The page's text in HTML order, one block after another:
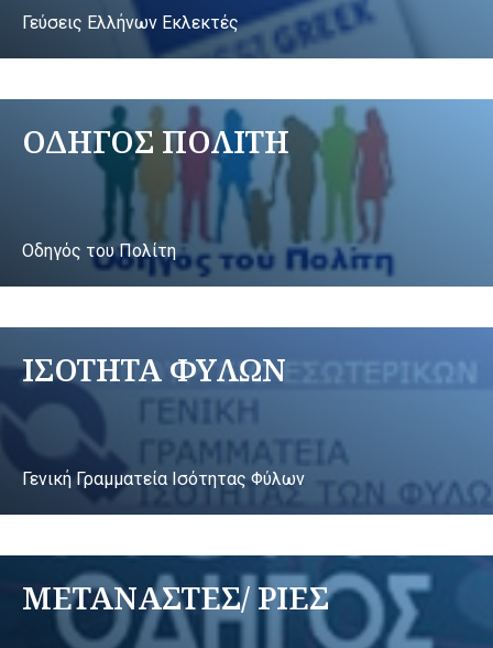
Γεύσεις Ελλήνων Εκλεκτές
ΟΔΗΓΟΣ ΠΟΛΙΤΗ
Οδηγός του Πολίτη
ΙΣΟΤΗΤΑ ΦΥΛΩΝ
Γενική Γραμματεία Ισότητας Φύλων
ΜΕΤΑΝΑΣΤΕΣ/ ΡΙΕΣ